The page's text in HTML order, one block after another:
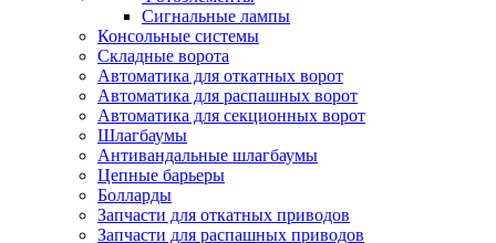
Сигнальные лампы
Консольные системы
Складные ворота
Автоматика для откатных ворот
Автоматика для распашных ворот
Автоматика для секционных ворот
Шлагбаумы
Антивандальные шлагбаумы
Цепные барьеры
Болларды
Запчасти для откатных приводов
Запчасти для распашных приводов